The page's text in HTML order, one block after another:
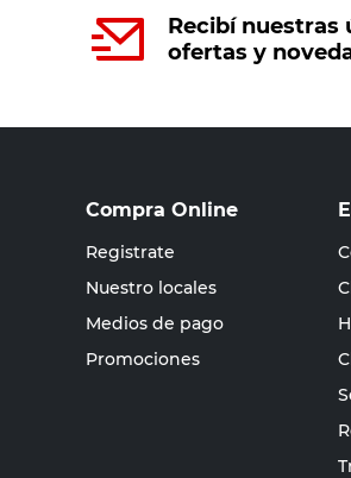
Recibí nuestras
ofertas y
Compra Online
Registrate
Nuestro locales
Medios de pago
Promociones